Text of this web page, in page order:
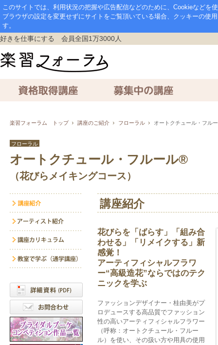
このサイトでは、利用状況の把握や広告配信などのために、Cookieなどを
ブラウザの設定を変更せずにサイトをご覧頂いている場合、クッキーの使
す。
好きを仕事にする 会員全国1万3000人
楽習フォーラム トップ 講座のご紹介 フローラル オートクチュール・フル
フローラル
オートクチュール・フルール®
（花びらメイキングコース）
講座紹介
花びらを「ばらす」「組み合
わせる」「リメイクする」新
感覚！
アーティフィシャルフラワ
ー“高級造花”ならではのテク
ニックを学ぶ
ファッションデザイナー・桂由美がプ
ロデュースする高品質でファッション
性の高いアーティフィシャルフラワー
（呼称：オートクチュール・フルー
ル）を使い、その扱い方や用具の使用